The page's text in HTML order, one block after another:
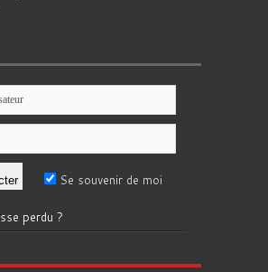
Se souvenir de moi
perdu ?